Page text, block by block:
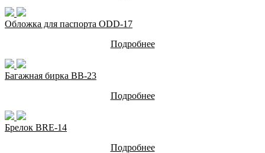
Обложка для паспорта ODD-17
Подробнее
Багажная бирка BB-23
Подробнее
Брелок BRE-14
Подробнее